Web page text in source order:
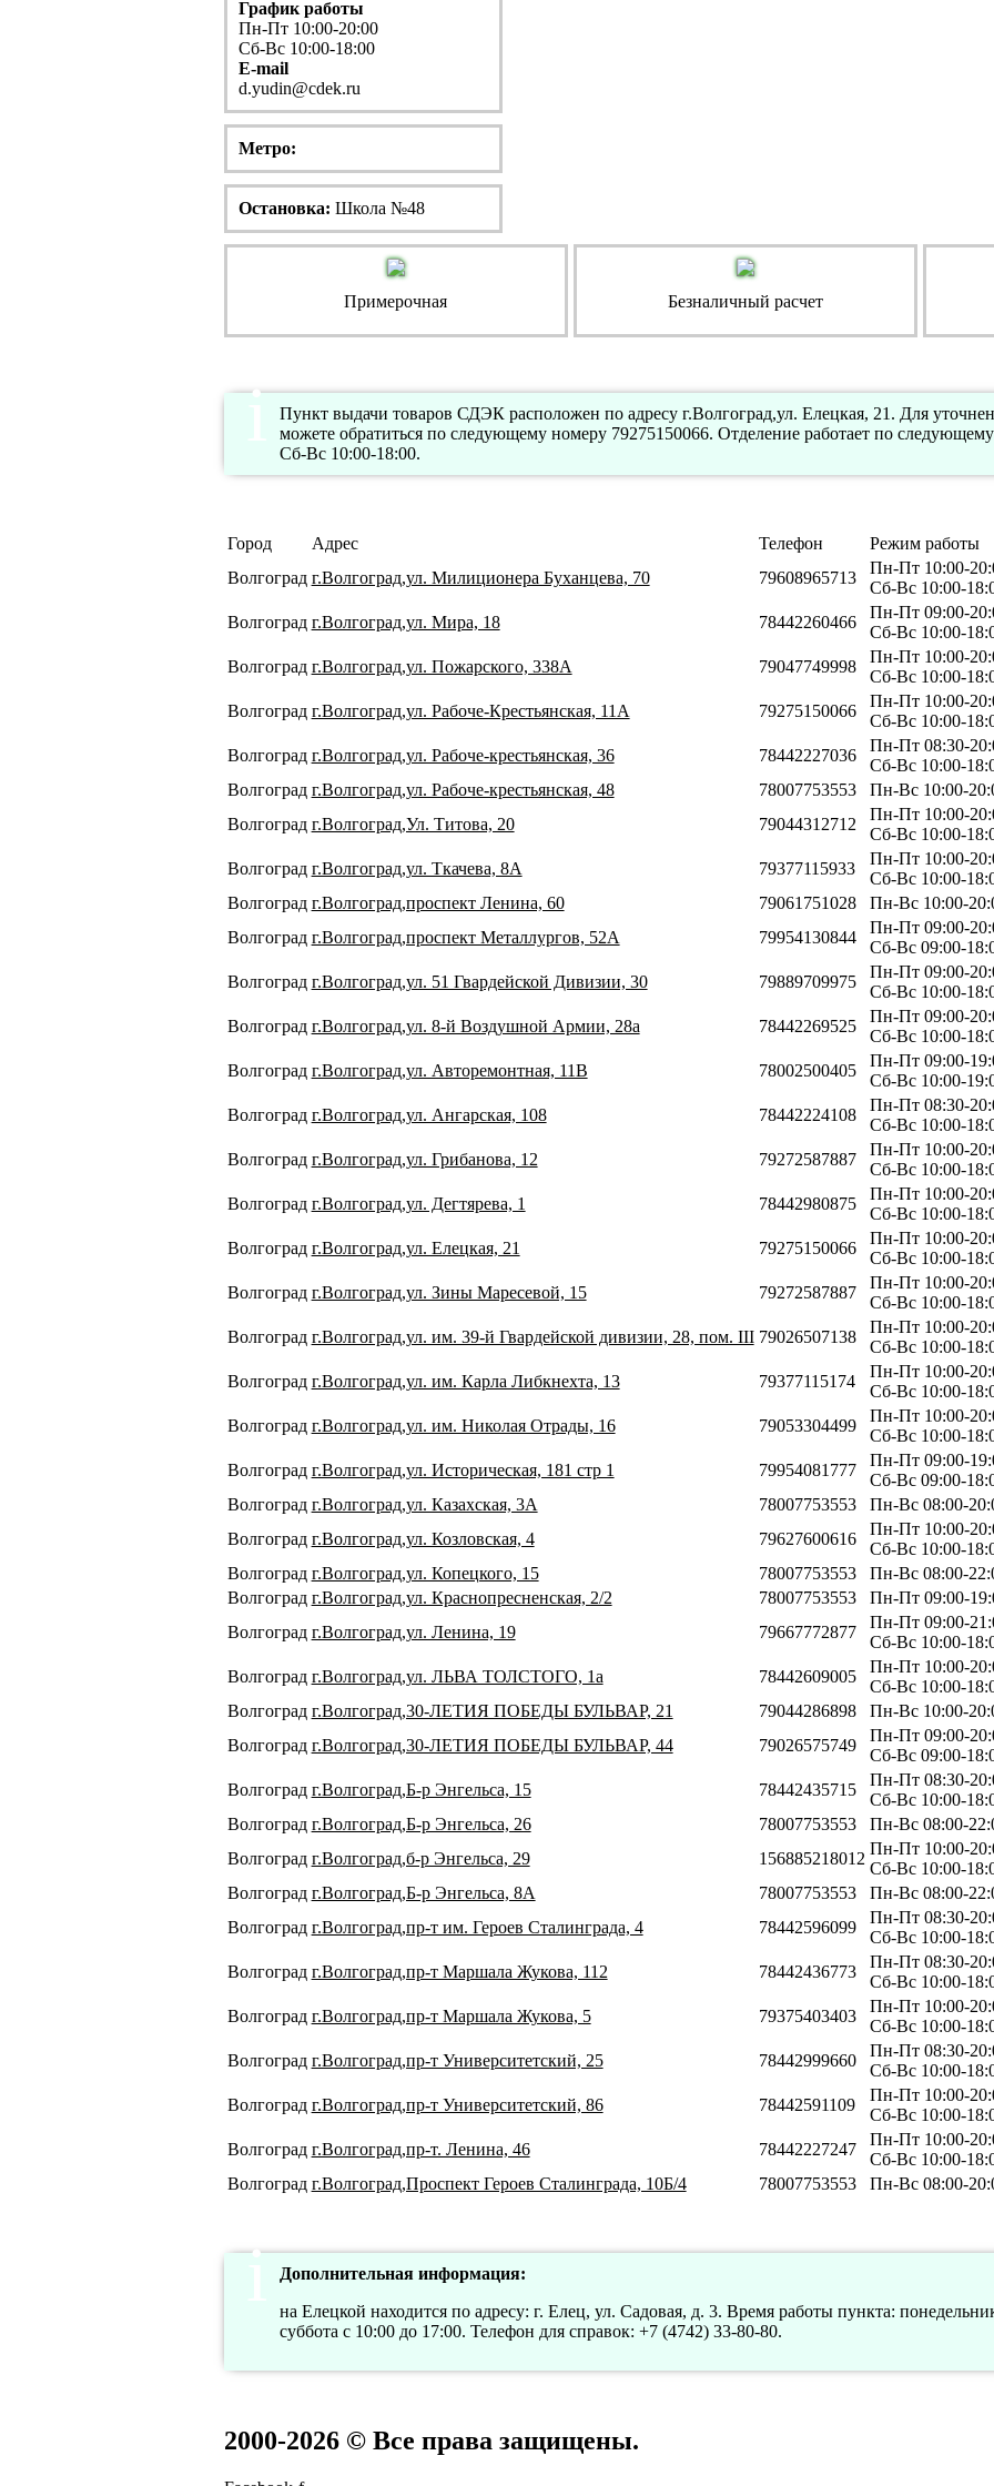
График работы
Пн-Пт 10:00-20:00
Сб-Вс 10:00-18:00
E-mail
d.yudin@cdek.ru
Метро:
Остановка: Школа №48
Примерочная Безналичный расчет
Пункт выдачи товаров СДЭК расположен по адресу г.Волгоград,ул. Елецкая, 21. Для
можете обратиться по следующему номеру 79275150066. Отделение работает по
Сб-Вс 10:00-18:00.
Город Адрес Телефон
Режим работы
Волгоград г.Волгоград,ул. Милиционера Буханцева, 70 79608965713
Пн-Пт 10:00-
Сб-Вс 10:00-
Волгоград г.Волгоград,ул. Мира, 18 78442260466
Пн-Пт 09:00-
Сб-Вс 10:00-
Волгоград г.Волгоград,ул. Пожарского, 338А 79047749998
Пн-Пт 10:00-
Сб-Вс 10:00-
Волгоград г.Волгоград,ул. Рабоче-Крестьянская, 11А 79275150066
Пн-Пт 10:00-
Сб-Вс 10:00-
Волгоград г.Волгоград,ул. Рабоче-крестьянская, 36 78442227036
Пн-Пт 08:30-
Сб-Вс 10:00-
Волгоград г.Волгоград,ул. Рабоче-крестьянская, 48 78007753553
Пн-Вс 10:00-
Волгоград г.Волгоград,Ул. Титова, 20 79044312712
Пн-Пт 10:00-
Сб-Вс 10:00-
Волгоград г.Волгоград,ул. Ткачева, 8А 79377115933
Пн-Пт 10:00-
Сб-Вс 10:00-
Волгоград г.Волгоград,проспект Ленина, 60 79061751028
Пн-Вс 10:00-
Волгоград г.Волгоград,проспект Металлургов, 52А 79954130844
Пн-Пт 09:00-
Сб-Вс 09:00-
Волгоград г.Волгоград,ул. 51 Гвардейской Дивизии, 30 79889709975
Пн-Пт 09:00-
Сб-Вс 10:00-
Волгоград г.Волгоград,ул. 8-й Воздушной Армии, 28а 78442269525
Пн-Пт 09:00-
Сб-Вс 10:00-
Волгоград г.Волгоград,ул. Авторемонтная, 11В 78002500405
Пн-Пт 09:00-
Сб-Вс 10:00-
Волгоград г.Волгоград,ул. Ангарская, 108 78442224108
Пн-Пт 08:30-
Сб-Вс 10:00-
Волгоград г.Волгоград,ул. Грибанова, 12 79272587887
Пн-Пт 10:00-
Сб-Вс 10:00-
Волгоград г.Волгоград,ул. Дегтярева, 1 78442980875
Пн-Пт 10:00-
Сб-Вс 10:00-
Волгоград г.Волгоград,ул. Елецкая, 21 79275150066
Пн-Пт 10:00-
Сб-Вс 10:00-
Волгоград г.Волгоград,ул. Зины Маресевой, 15 79272587887
Пн-Пт 10:00-
Сб-Вс 10:00-
Волгоград г.Волгоград,ул. им. 39-й Гвардейской дивизии, 28, пом. III 79026507138
Пн-Пт 10:00-
Сб-Вс 10:00-
Волгоград г.Волгоград,ул. им. Карла Либкнехта, 13 79377115174
Пн-Пт 10:00-
Сб-Вс 10:00-
Волгоград г.Волгоград,ул. им. Николая Отрады, 16 79053304499
Пн-Пт 10:00-
Сб-Вс 10:00-
Волгоград г.Волгоград,ул. Историческая, 181 стр 1 79954081777
Пн-Пт 09:00-
Сб-Вс 09:00-
Волгоград г.Волгоград,ул. Казахская, 3А 78007753553
Пн-Вс 08:00-
Волгоград г.Волгоград,ул. Козловская, 4 79627600616
Пн-Пт 10:00-
Сб-Вс 10:00-
Волгоград г.Волгоград,ул. Копецкого, 15 78007753553
Пн-Вс 08:00-
Волгоград г.Волгоград,ул. Краснопресненская, 2/2 78007753553
Пн-Пт 09:00-
Волгоград г.Волгоград,ул. Ленина, 19 79667772877
Пн-Пт 09:00-
Сб-Вс 10:00-
Волгоград г.Волгоград,ул. ЛЬВА ТОЛСТОГО, 1а 78442609005
Пн-Пт 10:00-
Сб-Вс 10:00-
Волгоград г.Волгоград,30-ЛЕТИЯ ПОБЕДЫ БУЛЬВАР, 21 79044286898
Пн-Вс 10:00-
Волгоград г.Волгоград,30-ЛЕТИЯ ПОБЕДЫ БУЛЬВАР, 44 79026575749
Пн-Пт 09:00-
Сб-Вс 09:00-
Волгоград г.Волгоград,Б-р Энгельса, 15 78442435715
Пн-Пт 08:30-
Сб-Вс 10:00-
Волгоград г.Волгоград,Б-р Энгельса, 26 78007753553
Пн-Вс 08:00-
Волгоград г.Волгоград,б-р Энгельса, 29 156885218012
Пн-Пт 10:00-
Сб-Вс 10:00-
Волгоград г.Волгоград,Б-р Энгельса, 8А 78007753553
Пн-Вс 08:00-
Волгоград г.Волгоград,пр-т им. Героев Сталинграда, 4 78442596099
Пн-Пт 08:30-
Сб-Вс 10:00-
Волгоград г.Волгоград,пр-т Маршала Жукова, 112 78442436773
Пн-Пт 08:30-
Сб-Вс 10:00-
Волгоград г.Волгоград,пр-т Маршала Жукова, 5 79375403403
Пн-Пт 10:00-
Сб-Вс 10:00-
Волгоград г.Волгоград,пр-т Университетский, 25 78442999660
Пн-Пт 08:30-
Сб-Вс 10:00-
Волгоград г.Волгоград,пр-т Университетский, 86 78442591109
Пн-Пт 10:00-
Сб-Вс 10:00-
Волгоград г.Волгоград,пр-т. Ленина, 46 78442227247
Пн-Пт 10:00-
Сб-Вс 10:00-
Волгоград г.Волгоград,Проспект Героев Сталинграда, 10Б/4 78007753553 Пн-Вс 08:00-
Дополнительная информация:
на Елецкой находится по адресу: г. Елец, ул. Садовая, д. 3. Время работы пункта:
суббота с 10:00 до 17:00. Телефон для справок: +7 (4742) 33-80-80.
2000-2026 © Все права защищены.